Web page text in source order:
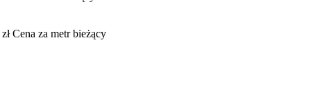
złCena za metr bieżący